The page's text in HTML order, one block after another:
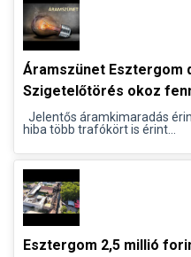
Áramszünet Esztergom
Szigetelőtörés okoz
Jelentős áramkimaradás
hiba több trafókört is érint...
Esztergom 2,5 millió